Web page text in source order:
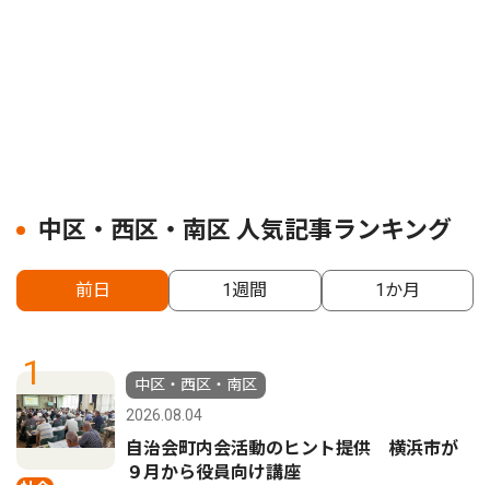
中区・西区・南区 人気記事ランキング
前日 1週間 1か月
1
中区・西区・南区
2026.08.04
自治会町内会活動のヒント提供 横浜市が
９月から役員向け講座